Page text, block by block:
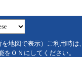
地図で表示）ご利用時は、
ＯＮにしてください。